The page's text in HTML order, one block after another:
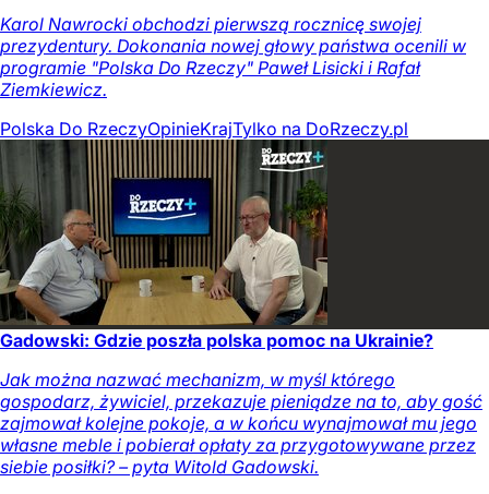
Karol Nawrocki obchodzi pierwszą rocznicę swojej
prezydentury. Dokonania nowej głowy państwa ocenili w
programie "Polska Do Rzeczy" Paweł Lisicki i Rafał
Ziemkiewicz.
Polska Do RzeczyOpinieKrajTylko na DoRzeczy.pl
Gadowski: Gdzie poszła polska pomoc na Ukrainie?
Jak można nazwać mechanizm, w myśl którego
gospodarz, żywiciel, przekazuje pieniądze na to, aby gość
zajmował kolejne pokoje, a w końcu wynajmował mu jego
własne meble i pobierał opłaty za przygotowywane przez
siebie posiłki? – pyta Witold Gadowski.